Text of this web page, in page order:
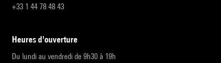
+33 1 44 78 48 43
heures d'ouverture
Du lundi au vendredi de 9h30 à 19h